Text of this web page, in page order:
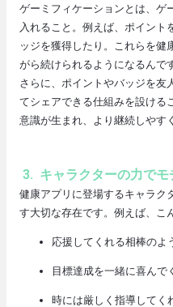
ゲーミフィケーションとは、ゲ
入れること。例えば、ポイント
ッジを獲得したり。これらを健
がら続けられるようになるんで
さらに、ポイントやバッジを友
てシェアできる仕組みを設ける
意識が生まれ、より継続しやす
3. キャラクターの力でモ
健康アプリに登場するキャラク
す大切な存在です。例えば、こ
応援してくれる相棒のよ
目標達成を一緒に喜んで
時には厳しく指導してく